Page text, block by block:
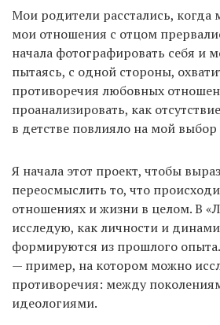
Мои родители расстались, когда
мои отношения с отцом
начала фотографировать себя и
пытаясь, с одной стороны,
противоречия любовных
проанализировать, как
в детстве повлияло на мой
Я начала этот проект, чтобы
переосмыслить то, что
отношениях и жизни в целом. В
исследую, как личности и
формируются из прошлого
— пример, на котором можно
противоречия: между
идеологиями.